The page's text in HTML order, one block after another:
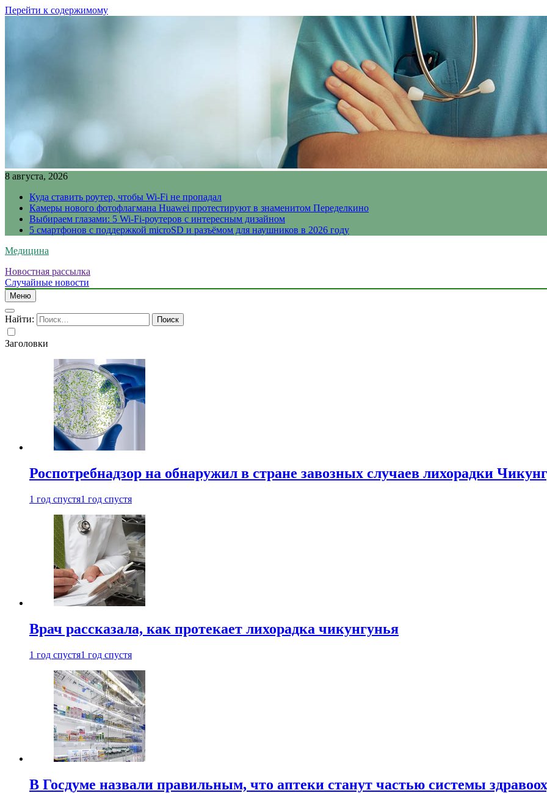
Перейти к содержимому
8 августа, 2026
Куда ставить роутер, чтобы Wi-Fi не пропадал
Камеры нового фотофлагмана Huawei протестируют в знаменитом Переделкино
Выбираем глазами: 5 Wi-Fi-роутеров с интересным дизайном
5 смартфонов с поддержкой microSD и разъёмом для наушников в 2026 году
Медицина
Новостная рассылка
Случайные новости
Меню
Найти:
Заголовки
Роспотребнадзор на обнаружил в стране завозных случаев лихорадки
1 год спустя1 год спустя
Врач рассказала, как протекает лихорадка чикунгунья
1 год спустя1 год спустя
В Госдуме назвали правильным, что аптеки станут частью системы